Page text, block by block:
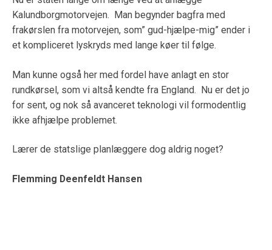
Kalundborgmotorvejen. Man begynder bagfra med
frakørslen fra motorvejen, som” gud-hjælpe-mig” ender i
et kompliceret lyskryds med lange køer til følge.
Man kunne også her med fordel have anlagt en stor
rundkørsel, som vi altså kendte fra England. Nu er det jo
for sent, og nok så avanceret teknologi vil formodentlig
ikke afhjælpe problemet.
Lærer de statslige planlæggere dog aldrig noget?
Flemming Deenfeldt Hansen